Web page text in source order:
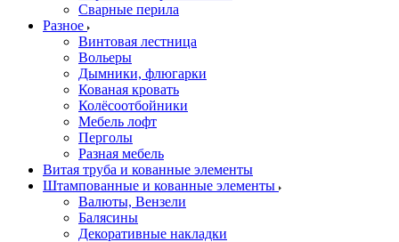
Сварные перила
Разное
Винтовая лестница
Вольеры
Дымники, флюгарки
Кованая кровать
Колёсоотбойники
Мебель лофт
Перголы
Разная мебель
Витая труба и кованные элементы
Штампованные и кованные элементы
Валюты, Вензели
Балясины
Декоративные накладки